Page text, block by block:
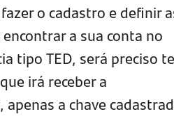
o cadastro e definir
a sua conta no
tipo TED, será preciso
irá receber a
a chave